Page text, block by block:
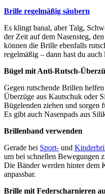
Brille regelmäßig säubern
Es klingt banal, aber Talg,
der Zeit auf dem Nasensteg,
können die Brille ebenfalls
regelmäßig – dann hast du auch
Bügel mit Anti-Rutsch-
Gegen rutschende Brillen
Überzüge aus Kautschuk oder
Bügelenden ziehen und sorgen
Es gibt auch Nasenpads aus
Brillenband verwenden
Gerade bei Sport- und
um bei schnellen Bewegungen
Die Bänder werden hinter dem
anpassbar.
Brille mit Federscharnieren